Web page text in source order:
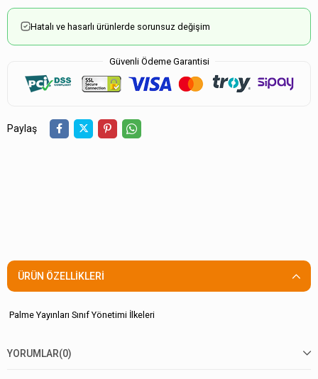
Hatalı ve hasarlı ürünlerde sorunsuz değişim
Güvenli Ödeme Garantisi
Paylaş
ÜRÜN ÖZELLIKLERI
Palme Yayınları Sınıf Yönetimi İlkeleri
YORUMLAR(0)